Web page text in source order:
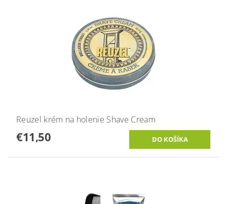
Reuzel krém na holenie Shave Cream
€11,50